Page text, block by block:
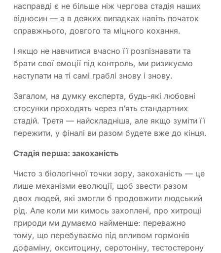
насправді є не більше ніж чергова стадія наших
відносин — а в деяких випадках навіть початок
справжнього, довгого та міцного кохання.
І якщо не навчитися вчасно її розпізнавати та
брати свої емоції під контроль, ми ризикуємо
наступати на ті самі граблі знову і знову.
Загалом, на думку експерта, будь-які любовні
стосунки проходять через п’ять стандартних
стадій. Третя — найскладніша, але якщо зуміти її
пережити, у фіналі ви разом будете вже до кінця.
Стадія перша: закоханість
Чисто з біологічної точки зору, закоханість — це
лише механізми еволюції, щоб звести разом
двох людей, які змогли б продовжити людський
рід. Але коли ми кимось захоплені, про хитрощі
природи ми думаємо найменше: переважно
тому, що перебуваємо під впливом гормонів
дофаміну, окситоцину, серотоніну, тестостерону